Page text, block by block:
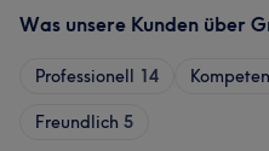
Was unsere Kunden über
Professionell 14
Freundlich 5